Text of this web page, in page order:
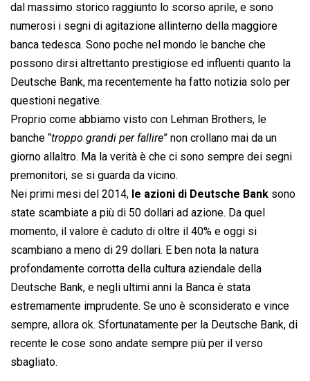
dal massimo storico raggiunto lo scorso aprile, e sono
numerosi i segni di agitazione allinterno della maggiore
banca tedesca. Sono poche nel mondo le banche che
possono dirsi altrettanto prestigiose ed influenti quanto la
Deutsche Bank, ma recentemente ha fatto notizia solo per
questioni negative.
Proprio come abbiamo visto con Lehman Brothers, le
banche “troppo grandi per fallire” non crollano mai da un
giorno allaltro. Ma la verità è che ci sono sempre dei segni
premonitori, se si guarda da vicino.
Nei primi mesi del 2014, le azioni di Deutsche Bank sono
state scambiate a più di 50 dollari ad azione. Da quel
momento, il valore è caduto di oltre il 40% e oggi si
scambiano a meno di 29 dollari. E ben nota la natura
profondamente corrotta della cultura aziendale della
Deutsche Bank, e negli ultimi anni la Banca è stata
estremamente imprudente. Se uno è sconsiderato e vince
sempre, allora ok. Sfortunatamente per la Deutsche Bank, di
recente le cose sono andate sempre più per il verso
sbagliato.